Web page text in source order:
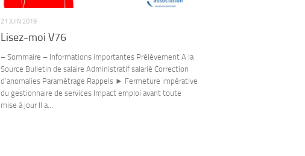
21 JUIN 2019
Lisez-moi V76
– Sommaire – Informations importantes Prélèvement A la
Source Bulletin de salaire Administratif salarié Correction
d’anomalies Paramétrage Rappels ► Fermeture impérative
du gestionnaire de services Impact emploi avant toute
mise à jour Il a...